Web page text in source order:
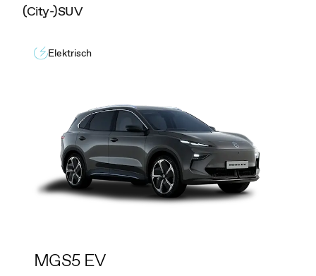
(City-)SUV
Elektrisch
MGS5 EV